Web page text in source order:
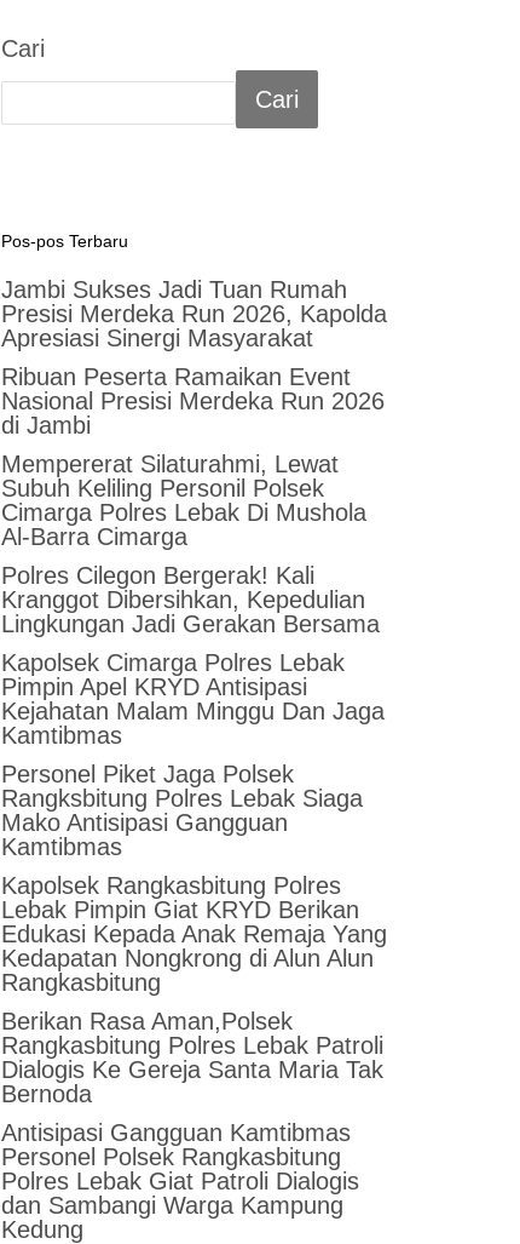
Cari
Cari
Pos-pos Terbaru
Jambi Sukses Jadi Tuan Rumah
Presisi Merdeka Run 2026, Kapolda
Apresiasi Sinergi Masyarakat
Ribuan Peserta Ramaikan Event
Nasional Presisi Merdeka Run 2026
di Jambi
Mempererat Silaturahmi, Lewat
Subuh Keliling Personil Polsek
Cimarga Polres Lebak Di Mushola
Al-Barra Cimarga
Polres Cilegon Bergerak! Kali
Kranggot Dibersihkan, Kepedulian
Lingkungan Jadi Gerakan Bersama
Kapolsek Cimarga Polres Lebak
Pimpin Apel KRYD Antisipasi
Kejahatan Malam Minggu Dan Jaga
Kamtibmas
Personel Piket Jaga Polsek
Rangksbitung Polres Lebak Siaga
Mako Antisipasi Gangguan
Kamtibmas
Kapolsek Rangkasbitung Polres
Lebak Pimpin Giat KRYD Berikan
Edukasi Kepada Anak Remaja Yang
Kedapatan Nongkrong di Alun Alun
Rangkasbitung
Berikan Rasa Aman,Polsek
Rangkasbitung Polres Lebak Patroli
Dialogis Ke Gereja Santa Maria Tak
Bernoda
Antisipasi Gangguan Kamtibmas
Personel Polsek Rangkasbitung
Polres Lebak Giat Patroli Dialogis
dan Sambangi Warga Kampung
Kedung